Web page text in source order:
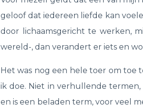
geloof dat iedereen liefde kan
door lichaamsgericht te werken,
wereld-, dan verandert er iets en
Het was nog een hele toer om
ik doe. Niet in verhullende
en is een beladen term, voor veel